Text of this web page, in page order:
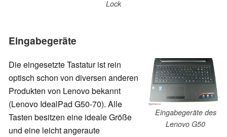
Lock
Eingabegeräte
Eingabegeräte des
Lenovo G50
Die eingesetzte Tastatur ist rein
optisch schon von diversen anderen
Produkten von Lenovo bekannt
(Lenovo IdealPad G50-70). Alle
Tasten besitzen eine ideale Größe
und eine leicht angeraute